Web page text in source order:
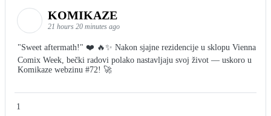
KOMIKAZE
21 hours 20 minutes ago
"Sweet aftermath!" ❤️ 🔥✨ Nakon sjajne rezidencije u sklopu Vienna
Comix Week, bečki radovi polako nastavljaju svoj život — uskoro u
Komikaze webzinu #72! 🚀
1